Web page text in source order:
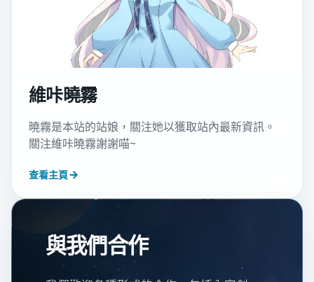
維咔曉霧
曉霧是本站的站娘，關注她以獲取站內最新資訊。
關注維咔曉霧謝謝喵~
查看主頁
與我們合作